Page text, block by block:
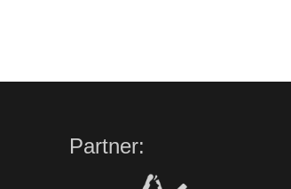
Partner: